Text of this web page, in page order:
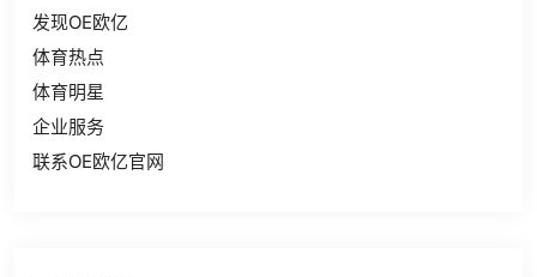
发现OE欧亿
体育热点
体育明星
企业服务
联系OE欧亿官网